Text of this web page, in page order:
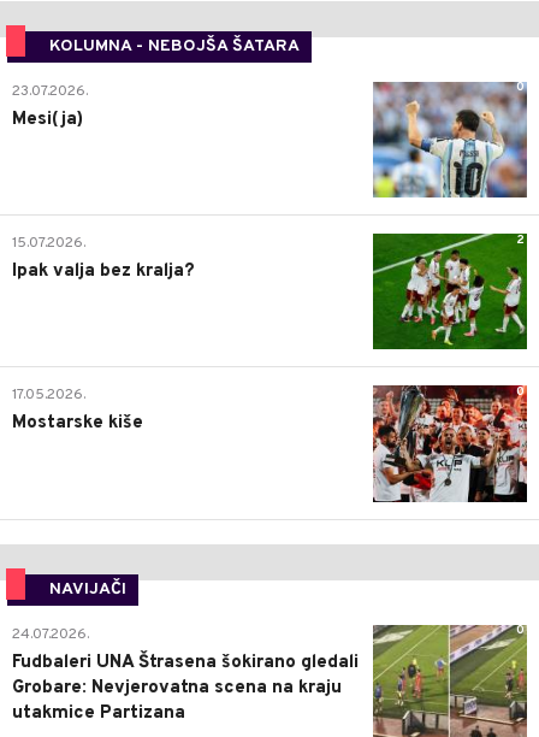
KOLUMNA - NEBOJŠA ŠATARA
0
23.07.2026.
Mesi(ja)
2
15.07.2026.
Ipak valja bez kralja?
0
17.05.2026.
Mostarske kiše
NAVIJAČI
0
24.07.2026.
Fudbaleri UNA Štrasena šokirano gledali
Grobare: Nevjerovatna scena na kraju
utakmice Partizana